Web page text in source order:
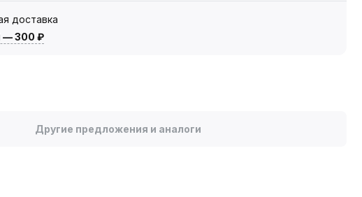
доставка
—300 ₽
Другие предложения и аналоги